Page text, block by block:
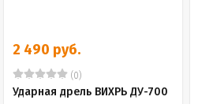
2 490 руб.
(0)
Ударная дрель ВИХРЬ ДУ-700